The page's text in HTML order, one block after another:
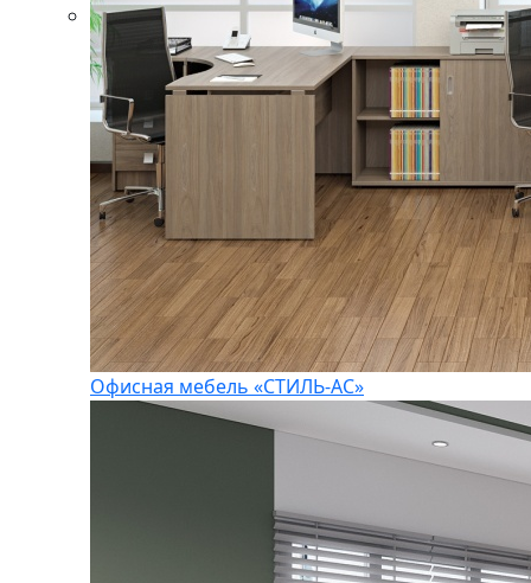
Офисная мебель «СТИЛЬ-АС»